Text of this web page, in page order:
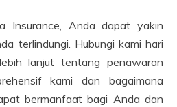
Insurance, Anda dapat yakin
terlindungi. Hubungi kami hari
lanjut tentang penawaran
kami dan bagaimana
bermanfaat bagi Anda dan